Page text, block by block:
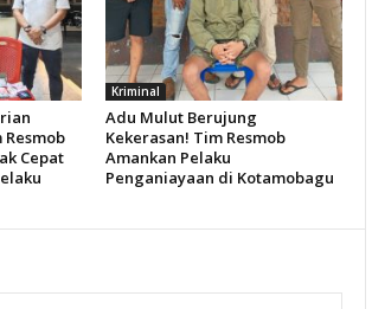
Cepat
Kriminal
Adu Mulut Berujung
Kekerasan! Tim Resmob
Amankan Pelaku
Penganiayaan di Kotamobagu